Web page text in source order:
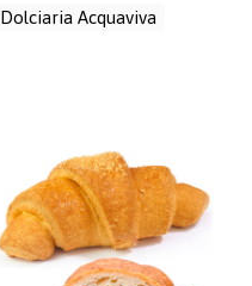
Dolciaria Acquaviva